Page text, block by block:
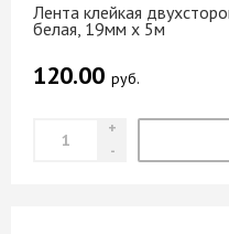
Лента клейкая
белая, 19мм х 5м
120.00 руб.